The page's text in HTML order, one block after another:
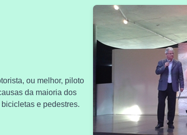
ou melhor, piloto
da maioria dos
e pedestres.